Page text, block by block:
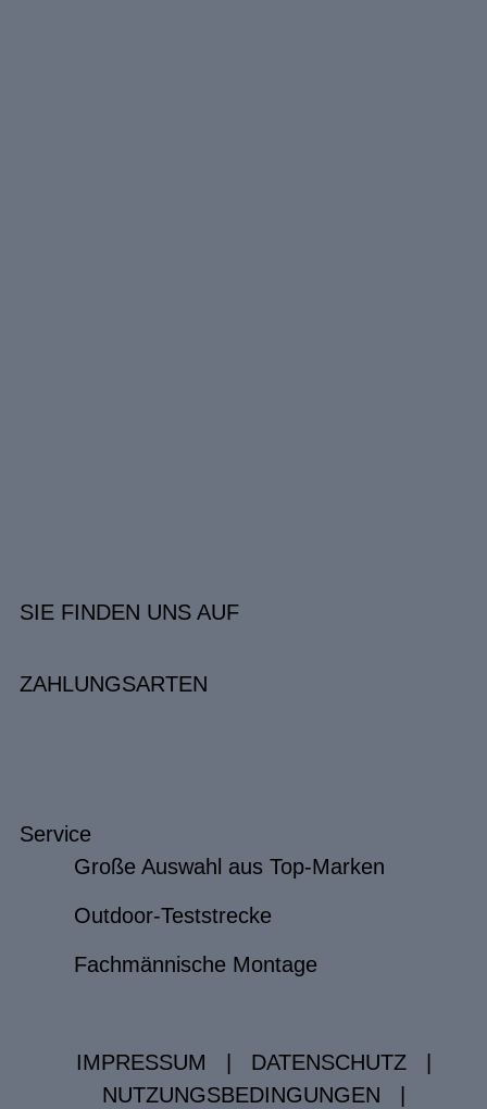
SIE FINDEN UNS AUF
ZAHLUNGSARTEN
Service
Große Auswahl aus Top-Marken
Outdoor-Teststrecke
Fachmännische Montage
IMPRESSUM DATENSCHUTZ
NUTZUNGSBEDINGUNGEN